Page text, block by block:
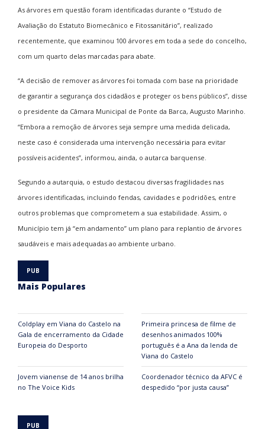
As árvores em questão foram identificadas durante o “Estudo de
Avaliação do Estatuto Biomecânico e Fitossanitário”, realizado
recentemente, que examinou 100 árvores em toda a sede do concelho,
com um quarto delas marcadas para abate.
“A decisão de remover as árvores foi tomada com base na prioridade
de garantir a segurança dos cidadãos e proteger os bens públicos”, disse
o presidente da Câmara Municipal de Ponte da Barca, Augusto Marinho.
“Embora a remoção de árvores seja sempre uma medida delicada,
neste caso é considerada uma intervenção necessária para evitar
possíveis acidentes”, informou, ainda, o autarca barquense.
Segundo a autarquia, o estudo destacou diversas fragilidades nas
árvores identificadas, incluindo fendas, cavidades e podridões, entre
outros problemas que comprometem a sua estabilidade. Assim, o
Município tem já “em andamento” um plano para replantio de árvores
saudáveis e mais adequadas ao ambiente urbano.
Mais Populares
Coldplay em Viana do Castelo na
Gala de encerramento da Cidade
Europeia do Desporto
Primeira princesa de filme de
desenhos animados 100%
português é a Ana da lenda de
Viana do Castelo
Jovem vianense de 14 anos brilha
no The Voice Kids
Coordenador técnico da AFVC é
despedido “por justa causa”